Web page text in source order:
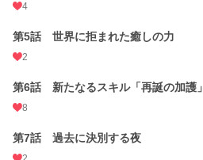
4
第5話 世界に拒まれた癒しの力
2
第6話 新たなるスキル「再誕の加護」
8
第7話 過去に決別する夜